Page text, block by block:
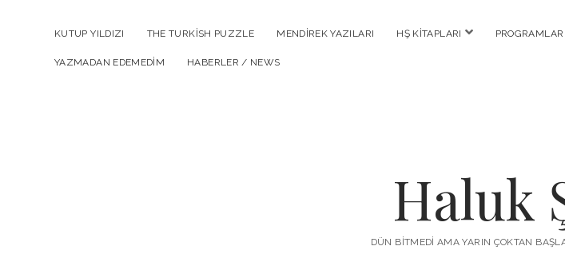
KUTUP YILDIZI THE TURKISH PUZZLE MENDIREK YAZILARI HŞ KITAPLARI menüyüPROGRAMLAR
YAZMADAN EDEMEDIM HABERLER / NEWS
Haluk
DÜN BITMEDI AMA YARIN ÇOKTAN